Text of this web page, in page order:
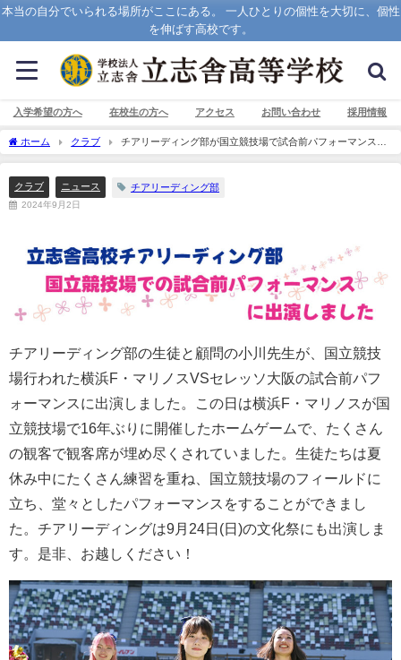
本当の自分でいられる場所がここにある。 一人ひとりの個性を大切に、個性
を伸ばす高校です。
入学希望の方へ 在校生の方へ アクセス お問い合わせ 採用情報
ホーム クラブ
チアリーディング部が国立競技場で試合前パフォーマンスに
出演
クラブ ニュース チアリーディング部
2024年9月2日
チアリーディング部の生徒と顧問の小川先生が、国立競技
場行われた横浜F・マリノスVSセレッソ大阪の試合前パフ
ォーマンスに出演しました。この日は横浜F・マリノスが国
立競技場で16年ぶりに開催したホームゲームで、たくさん
の観客で観客席が埋め尽くされていました。生徒たちは夏
休み中にたくさん練習を重ね、国立競技場のフィールドに
立ち、堂々としたパフォーマンスをすることができまし
た。チアリーディングは9月24日(日)の文化祭にも出演しま
す。是非、お越しください！